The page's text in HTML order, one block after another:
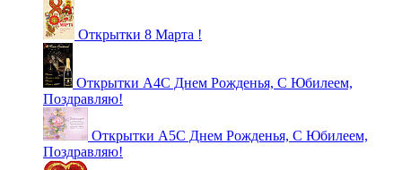
Открытки 8 Марта !
Открытки А4С Днем Рожденья, С Юбилеем,
Поздравляю!
Открытки А5С Днем Рожденья, С Юбилеем,
Поздравляю!